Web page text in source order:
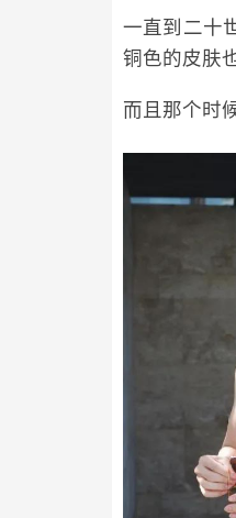
一直到二十
铜色的皮肤
而且那个时